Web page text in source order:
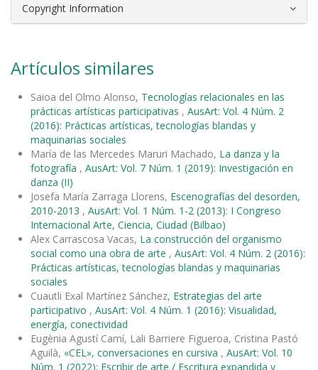
Copyright Information
Artículos similares
Saioa del Olmo Alonso, Tecnologías relacionales en las
prácticas artísticas participativas , AusArt: Vol. 4 Núm. 2
(2016): Prácticas artísticas, tecnologías blandas y
maquinarias sociales
María de las Mercedes Maruri Machado, La danza y la
fotografía , AusArt: Vol. 7 Núm. 1 (2019): Investigación en
danza (II)
Josefa María Zarraga Llorens, Escenografías del desorden,
2010-2013 , AusArt: Vol. 1 Núm. 1-2 (2013): I Congreso
Internacional Arte, Ciencia, Ciudad (Bilbao)
Alex Carrascosa Vacas, La construcción del organismo
social como una obra de arte , AusArt: Vol. 4 Núm. 2 (2016):
Prácticas artísticas, tecnologías blandas y maquinarias
sociales
Cuautli Exal Martínez Sánchez, Estrategias del arte
participativo , AusArt: Vol. 4 Núm. 1 (2016): Visualidad,
energía, conectividad
Eugènia Agustí Camí, Lali Barriere Figueroa, Cristina Pastó
Aguilà, «CEL», conversaciones en cursiva , AusArt: Vol. 10
Núm. 1 (2022): Escribir de arte / Escritura expandida y